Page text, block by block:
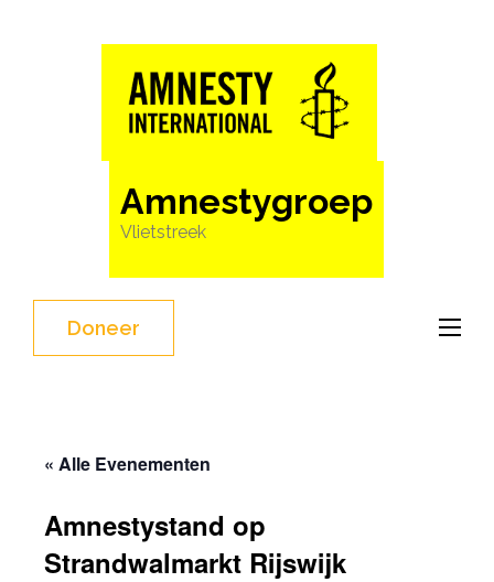
Amnestygroep
Vlietstreek
Doneer
« Alle Evenementen
Amnestystand op
Strandwalmarkt Rijswijk